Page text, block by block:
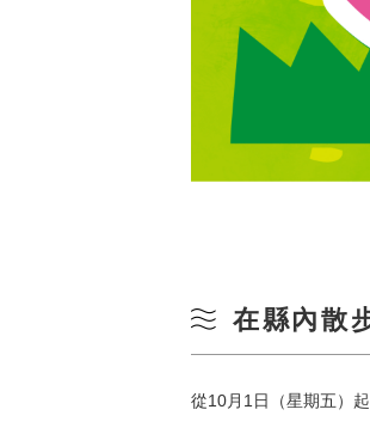
在縣內散
從10月1日（星期五）